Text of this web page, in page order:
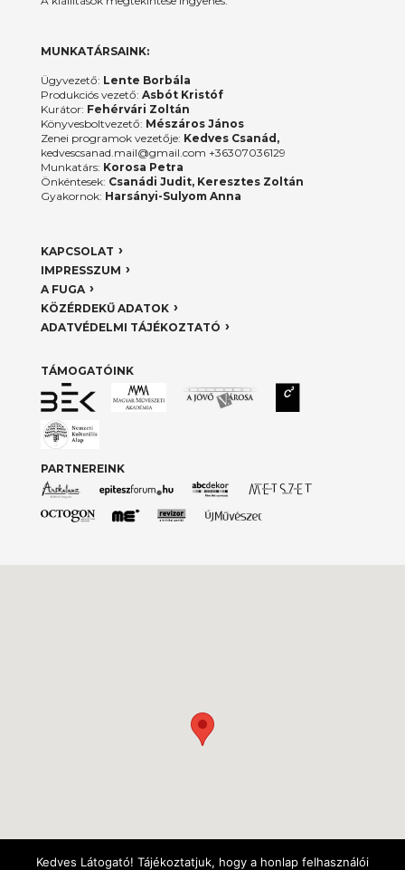
MUNKATÁRSAINK:
Ügyvezető: Lente Borbála
Produkciós vezető: Asbót Kristóf
Kurátor: Fehérvári Zoltán
Könyvesboltvezető: Mészáros János
Zenei programok vezetője: Kedves Csanád,
kedvescsanad.mail@gmail.com +36307036129
Munkatárs: Korosa Petra
Önkéntesek: Csanádi Judit, Keresztes Zoltán
Gyakornok: Harsányi-Sulyom Anna
KAPCSOLAT
IMPRESSZUM
A FUGA
KÖZÉRDEKŰ ADATOK
ADATVÉDELMI TÁJÉKOZTATÓ
TÁMOGATÓINK
PARTNEREINK
Kedves Látogató! Tájékoztatjuk, hogy a honlap felhasználói